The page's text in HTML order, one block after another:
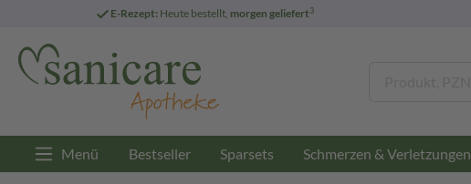
E-Rezept: Heute bestellt, morgen geliefert3
Menü Bestseller Sparsets Schmerzen & Verletzungen